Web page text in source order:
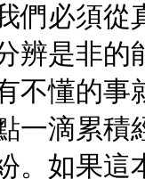
們必須從
辨是非的
不懂的事
一滴累積
。如果這